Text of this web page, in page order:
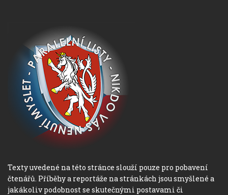
Texty uvedené na této stránce slouží pouze pro pobavení
čtenářů. Příběhy a reportáže na stránkách jsou smyšlené a
jakákoliv podobnost se skutečnými postavami či